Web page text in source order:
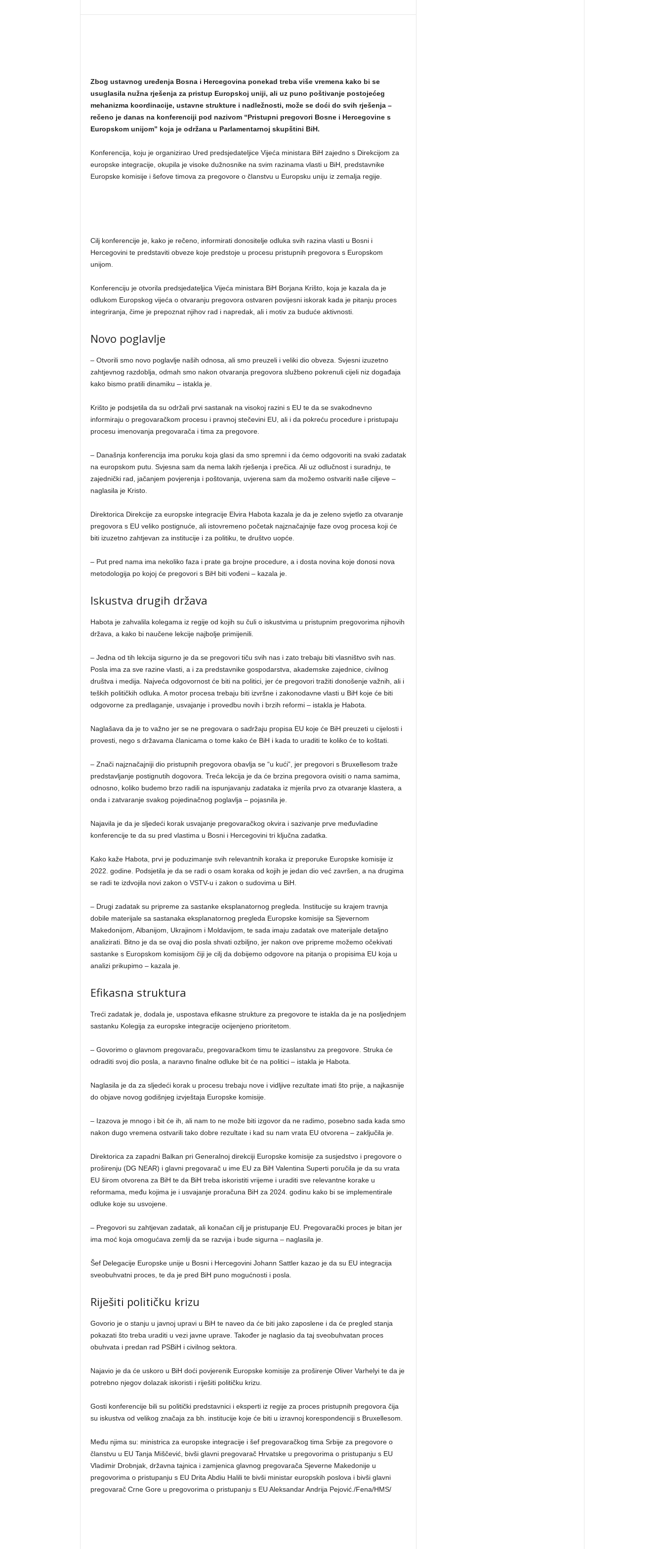
Zbog ustavnog uređenja Bosna i Hercegovina ponekad treba više vremena kako bi se
usuglasila nužna rješenja za pristup Europskoj uniji, ali uz puno poštivanje postojećeg
mehanizma koordinacije, ustavne strukture i nadležnosti, može se doći do svih rješenja –
rečeno je danas na konferenciji pod nazivom “Pristupni pregovori Bosne i Hercegovine s
Europskom unijom” koja je održana u Parlamentarnoj skupštini BiH.
Konferencija, koju je organizirao Ured predsjedateljice Vijeća ministara BiH zajedno s Direkcijom za
europske integracije, okupila je visoke dužnosnike na svim razinama vlasti u BiH, predstavnike
Europske komisije i šefove timova za pregovore o članstvu u Europsku uniju iz zemalja regije.
Cilj konferencije je, kako je rečeno, informirati donositelje odluka svih razina vlasti u Bosni i
Hercegovini te predstaviti obveze koje predstoje u procesu pristupnih pregovora s Europskom
unijom.
Konferenciju je otvorila predsjedateljica Vijeća ministara BiH Borjana Krišto, koja je kazala da je
odlukom Europskog vijeća o otvaranju pregovora ostvaren povijesni iskorak kada je pitanju proces
integriranja, čime je prepoznat njihov rad i napredak, ali i motiv za buduće aktivnosti.
Novo poglavlje
– Otvorili smo novo poglavlje naših odnosa, ali smo preuzeli i veliki dio obveza. Svjesni izuzetno
zahtjevnog razdoblja, odmah smo nakon otvaranja pregovora službeno pokrenuli cijeli niz događaja
kako bismo pratili dinamiku – istakla je.
Krišto je podsjetila da su održali prvi sastanak na visokoj razini s EU te da se svakodnevno
informiraju o pregovaračkom procesu i pravnoj stečevini EU, ali i da pokreću procedure i pristupaju
procesu imenovanja pregovarača i tima za pregovore.
– Današnja konferencija ima poruku koja glasi da smo spremni i da ćemo odgovoriti na svaki zadatak
na europskom putu. Svjesna sam da nema lakih rješenja i prečica. Ali uz odlučnost i suradnju, te
zajednički rad, jačanjem povjerenja i poštovanja, uvjerena sam da možemo ostvariti naše ciljeve –
naglasila je Kristo.
Direktorica Direkcije za europske integracije Elvira Habota kazala je da je zeleno svjetlo za otvaranje
pregovora s EU veliko postignuće, ali istovremeno početak najznačajnije faze ovog procesa koji će
biti izuzetno zahtjevan za institucije i za politiku, te društvo uopće.
– Put pred nama ima nekoliko faza i prate ga brojne procedure, a i dosta novina koje donosi nova
metodologija po kojoj će pregovori s BiH biti vođeni – kazala je.
Iskustva drugih država
Habota je zahvalila kolegama iz regije od kojih su čuli o iskustvima u pristupnim pregovorima njihovih
država, a kako bi naučene lekcije najbolje primijenili.
– Jedna od tih lekcija sigurno je da se pregovori tiču svih nas i zato trebaju biti vlasništvo svih nas.
Posla ima za sve razine vlasti, a i za predstavnike gospodarstva, akademske zajednice, civilnog
društva i medija. Najveća odgovornost će biti na politici, jer će pregovori tražiti donošenje važnih, ali i
teških političkih odluka. A motor procesa trebaju biti izvršne i zakonodavne vlasti u BiH koje će biti
odgovorne za predlaganje, usvajanje i provedbu novih i brzih reformi – istakla je Habota.
Naglašava da je to važno jer se ne pregovara o sadržaju propisa EU koje će BiH preuzeti u cijelosti i
provesti, nego s državama članicama o tome kako će BiH i kada to uraditi te koliko će to koštati.
– Znači najznačajniji dio pristupnih pregovora obavlja se “u kući”, jer pregovori s Bruxellesom traže
predstavljanje postignutih dogovora. Treća lekcija je da će brzina pregovora ovisiti o nama samima,
odnosno, koliko budemo brzo radili na ispunjavanju zadataka iz mjerila prvo za otvaranje klastera, a
onda i zatvaranje svakog pojedinačnog poglavlja – pojasnila je.
Najavila je da je sljedeći korak usvajanje pregovaračkog okvira i sazivanje prve međuvladine
konferencije te da su pred vlastima u Bosni i Hercegovini tri ključna zadatka.
Kako kaže Habota, prvi je poduzimanje svih relevantnih koraka iz preporuke Europske komisije iz
2022. godine. Podsjetila je da se radi o osam koraka od kojih je jedan dio već završen, a na drugima
se radi te izdvojila novi zakon o VSTV-u i zakon o sudovima u BiH.
– Drugi zadatak su pripreme za sastanke eksplanatornog pregleda. Institucije su krajem travnja
dobile materijale sa sastanaka eksplanatornog pregleda Europske komisije sa Sjevernom
Makedonijom, Albanijom, Ukrajinom i Moldavijom, te sada imaju zadatak ove materijale detaljno
analizirati. Bitno je da se ovaj dio posla shvati ozbiljno, jer nakon ove pripreme možemo očekivati
sastanke s Europskom komisijom čiji je cilj da dobijemo odgovore na pitanja o propisima EU koja u
analizi prikupimo – kazala je.
Efikasna struktura
Treći zadatak je, dodala je, uspostava efikasne strukture za pregovore te istakla da je na posljednjem
sastanku Kolegija za europske integracije ocijenjeno prioritetom.
– Govorimo o glavnom pregovaraču, pregovaračkom timu te izaslanstvu za pregovore. Struka će
odraditi svoj dio posla, a naravno finalne odluke bit će na politici – istakla je Habota.
Naglasila je da za sljedeći korak u procesu trebaju nove i vidljive rezultate imati što prije, a najkasnije
do objave novog godišnjeg izvještaja Europske komisije.
– Izazova je mnogo i bit će ih, ali nam to ne može biti izgovor da ne radimo, posebno sada kada smo
nakon dugo vremena ostvarili tako dobre rezultate i kad su nam vrata EU otvorena – zaključila je.
Direktorica za zapadni Balkan pri Generalnoj direkciji Europske komisije za susjedstvo i pregovore o
proširenju (DG NEAR) i glavni pregovarač u ime EU za BiH Valentina Superti poručila je da su vrata
EU širom otvorena za BiH te da BiH treba iskoristiti vrijeme i uraditi sve relevantne korake u
reformama, među kojima je i usvajanje proračuna BiH za 2024. godinu kako bi se implementirale
odluke koje su usvojene.
– Pregovori su zahtjevan zadatak, ali konačan cilj je pristupanje EU. Pregovarački proces je bitan jer
ima moć koja omogućava zemlji da se razvija i bude sigurna – naglasila je.
Šef Delegacije Europske unije u Bosni i Hercegovini Johann Sattler kazao je da su EU integracija
sveobuhvatni proces, te da je pred BiH puno mogućnosti i posla.
Riješiti političku krizu
Govorio je o stanju u javnoj upravi u BiH te naveo da će biti jako zaposlene i da će pregled stanja
pokazati što treba uraditi u vezi javne uprave. Također je naglasio da taj sveobuhvatan proces
obuhvata i predan rad PSBiH i civilnog sektora.
Najavio je da će uskoro u BiH doći povjerenik Europske komisije za proširenje Oliver Varhelyi te da je
potrebno njegov dolazak iskoristi i riješiti političku krizu.
Gosti konferencije bili su politički predstavnici i eksperti iz regije za proces pristupnih pregovora čija
su iskustva od velikog značaja za bh. institucije koje će biti u izravnoj korespondenciji s Bruxellesom.
Među njima su: ministrica za europske integracije i šef pregovaračkog tima Srbije za pregovore o
članstvu u EU Tanja Miščević, bivši glavni pregovarač Hrvatske u pregovorima o pristupanju s EU
Vladimir Drobnjak, državna tajnica i zamjenica glavnog pregovarača Sjeverne Makedonije u
pregovorima o pristupanju s EU Drita Abdiu Halili te bivši ministar europskih poslova i bivši glavni
pregovarač Crne Gore u pregovorima o pristupanju s EU Aleksandar Andrija Pejović./Fena/HMS/